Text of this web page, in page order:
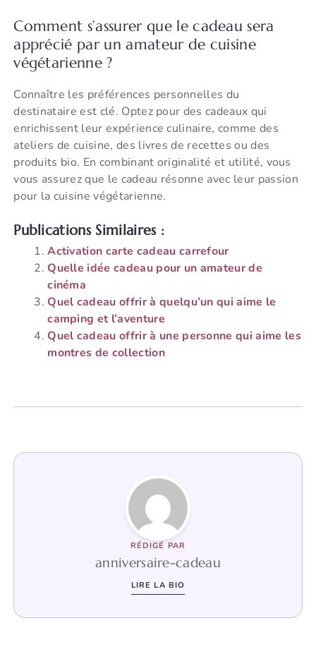
Comment s’assurer que le cadeau sera
apprécié par un amateur de cuisine
végétarienne ?
Connaître les préférences personnelles du
destinataire est clé. Optez pour des cadeaux qui
enrichissent leur expérience culinaire, comme des
ateliers de cuisine, des livres de recettes ou des
produits bio. En combinant originalité et utilité, vous
vous assurez que le cadeau résonne avec leur passion
pour la cuisine végétarienne.
Publications Similaires :
Activation carte cadeau carrefour
Quelle idée cadeau pour un amateur de
cinéma
Quel cadeau offrir à quelqu’un qui aime le
camping et l’aventure
Quel cadeau offrir à une personne qui aime les
montres de collection
RÉDIGÉ PAR
anniversaire-cadeau
LIRE LA BIO